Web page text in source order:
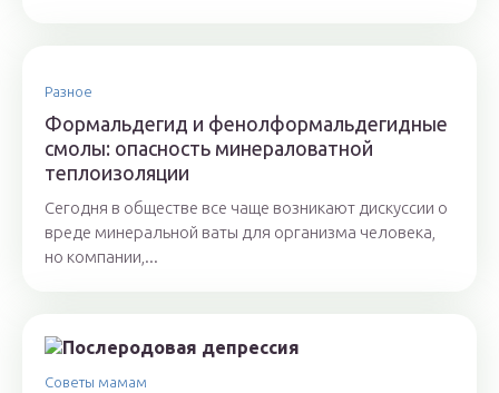
Разное
Формальдегид и фенолформальдегидные
смолы: опасность минераловатной
теплоизоляции
Сегодня в обществе все чаще возникают дискуссии о
вреде минеральной ваты для организма человека,
но компании,...
Советы мамам